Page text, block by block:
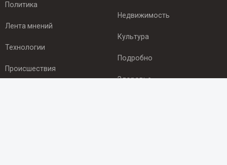
Политика
Лента мнений
Технологии
Происшествия
Недвижимость
Культура
Подробно
Здоровье